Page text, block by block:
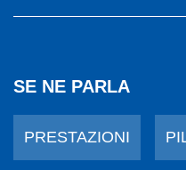
SE NE PARLA
PRESTAZIONI